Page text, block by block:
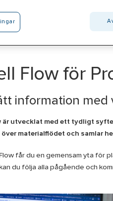
Flow för
information med
är utvecklat med ett tydligt
materialflödet och samlar
får du en gemensam yta för
du följa alla pågående och